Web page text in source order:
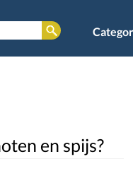
en spijs?